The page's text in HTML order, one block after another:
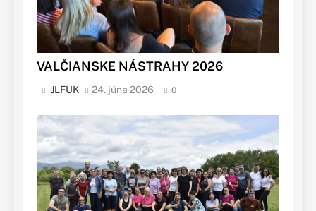
VALČIANSKE NÁSTRAHY 2026
JLFUK 24. júna 2026 0